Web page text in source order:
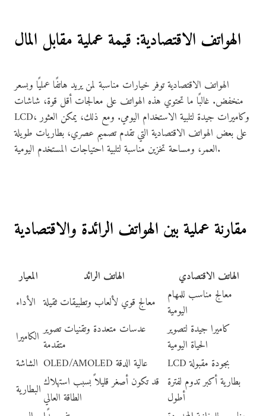
الهواتف الاقتصادية: قيمة عملية مقابل المال
الهواتف الاقتصادية توفر خيارات مناسبة لمن يريد هاتفًا عمليًا وبسعر
منخفض. غالبًا ما تحتوي هذه الهواتف على معالجات أقل قوة، شاشات
LCD، وكاميرات جيدة لتلبية الاستخدام اليومي. ومع ذلك، يمكن العثور
على بعض الهواتف الاقتصادية التي تقدم تصميم عصري، بطاريات طويلة
العمر، ومساحة تخزين مناسبة لتلبية احتياجات المستخدم اليومية.
مقارنة عملية بين الهواتف الرائدة والاقتصادية
المعيار الهاتف الرائد
الهاتف الاقتصادي
الأداء معالج قوي لألعاب وتطبيقات ثقيلة
معالج مناسب للمهام
اليومية
الكاميرا عدسات متعددة وتقنيات تصوير
متقدمة
كاميرا جيدة لتصوير
الحياة اليومية
الشاشة
OLED/AMOLED عالية الدقة
LCD بجودة مقبولة
البطارية قد تكون أصغر قليلاً بسبب استهلاك
الطاقة العالي
بطارية أكبر تدوم لفترة
أطول